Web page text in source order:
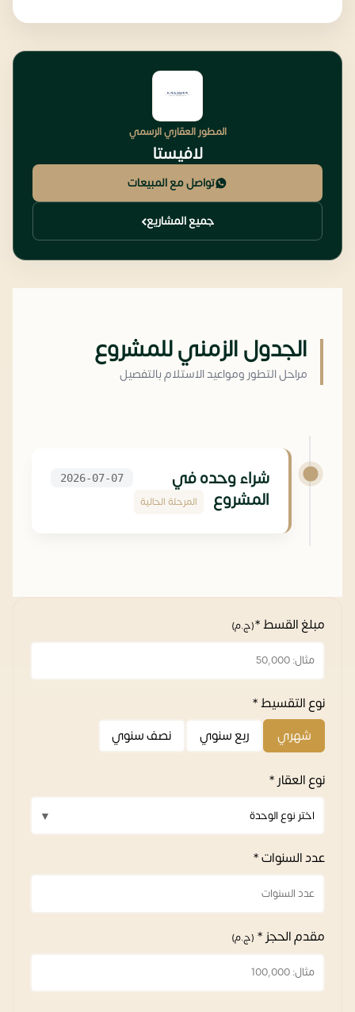
المطور العقاري الرسمي
لافيستا
تواصل مع المبيعات
جميع المشاريع
الجدول الزمني للمشروع
مراحل التطور ومواعيد الاستلام بالتفصيل
شراء وحده في
المشروع
المرحلة الحالية
2026-07-07
مبلغ القسط *(ج.م)
نوع التقسيط *
شهري
ربع سنوي نصف سنوي
نوع العقار *
عدد السنوات *
مقدم الحجز * (ج.م)